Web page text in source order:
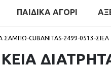
ΠΑΙΔΙΚΑ ΑΓΟΡΙ
ΣΑΜΠΩ-CUBANITAS-2499-0513-ΣΙΕΛ